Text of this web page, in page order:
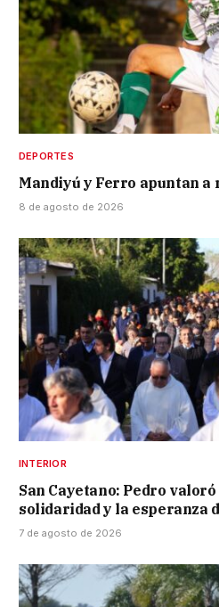
DEPORTES
Mandiyú y Ferro apuntan
8 de agosto de 2026
INTERIOR
San Cayetano: Pedro
solidaridad y la esperanza
7 de agosto de 2026